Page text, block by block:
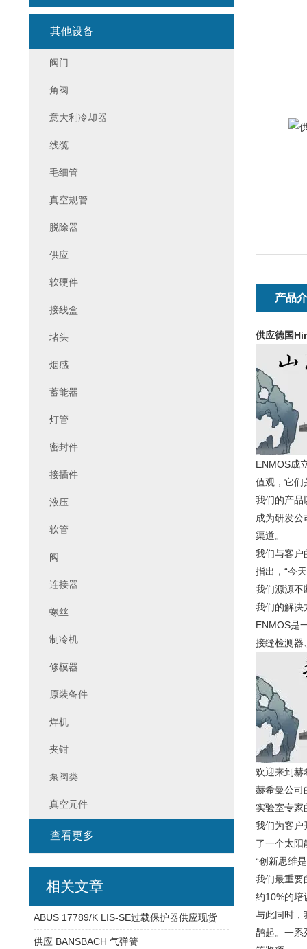
产品
供应德国
ENMOS成
值观，它们
我们的产品
成为研发公
渠道。
我们与客户
指出，“今
我们源源不
我们的解
ENMOS是
接缝检测
欢迎来到赫
赫希曼公司
实验室专家
我们为客户
了一个太阳
“创新思维
我们最重要
约10%的培
与此同时，
鹊起。一系
其他设备
阀门
角阀
意大利冷却器
线缆
毛细管
真空规管
脱除器
供应
软硬件
接线盒
堵头
烟感
蓄能器
灯管
密封件
接插件
液压
软管
阀
连接器
螺丝
制冷机
修模器
原装备件
焊机
夹钳
泵阀类
真空元件
查看更多
相关文章
ABUS 17789/K LIS-SE过载保护器供应现货
供应 BANSBACH 气弹簧